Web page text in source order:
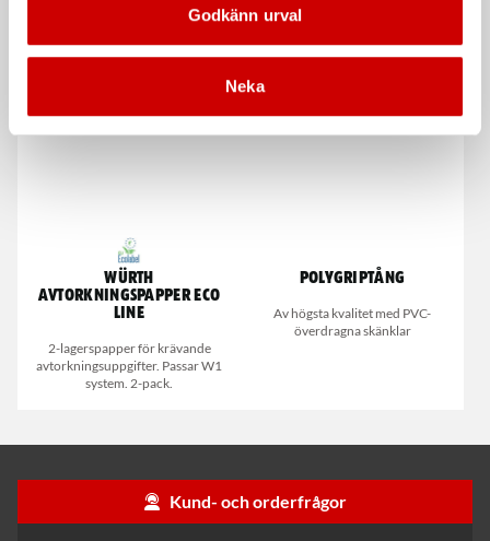
Godkänn urval
Neka
Rolocfäste
Würth
avtorkningspapper ECO
Line
2-lagerspapper för krävande
avtorkningsuppgifter. Passar W1
system. 2-pack.
Polygriptång
Av högsta kvalitet med PVC-
överdragna skänklar
Kund- och orderfrågor